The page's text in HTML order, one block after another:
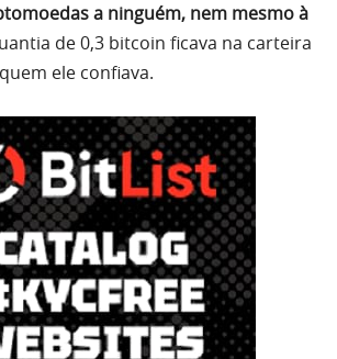
a ninguém, nem mesmo à
de 0,3 bitcoin ficava na carteira
ele confiava.